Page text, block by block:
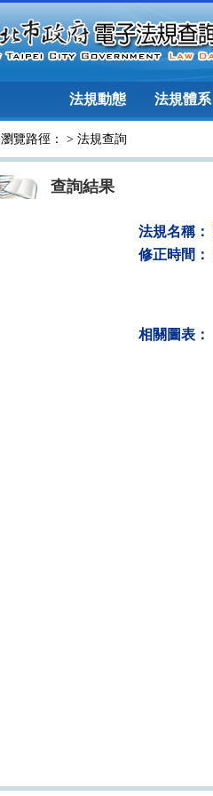
法規動態 法規體系
瀏覽路徑： > 法規查詢
查詢結果
法規名稱：
修正時間：
相關圖表：